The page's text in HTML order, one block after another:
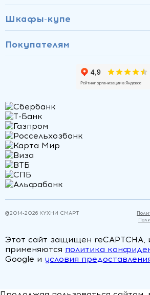
Шкафы-купе
Покупателям
@2014-2026 КУХНИ СМАРТ
Этот сайт защищен reCAPTCHA,
применяются политика
Google и условия